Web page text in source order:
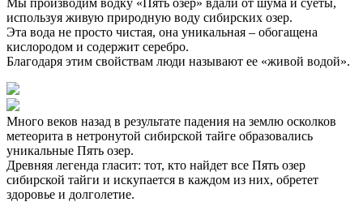
Мы производим водку «Пять озер» вдали от шума и суеты,
используя живую природную воду сибирских озер.
Эта вода не просто чистая, она уникальная – обогащена
кислородом и содержит серебро.
Благодаря этим свойствам люди называют ее «живой водой».
Много веков назад в результате падения на землю осколков
метеорита в нетронутой сибирской тайге образовались
уникальные Пять озер.
Древняя легенда гласит: тот, кто найдет все Пять озер
сибирской тайги и искупается в каждом из них, обретет
здоровье и долголетие.